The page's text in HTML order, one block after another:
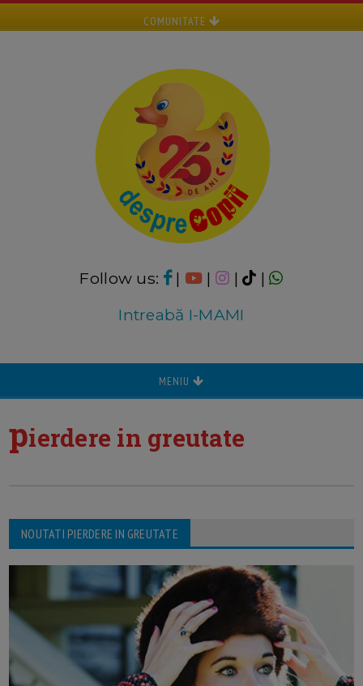
COMUNITATE
Follow us: | | |
|
Intreabă I-MAMI
MENIU
pierdere in greutate
NOUTATI PIERDERE IN GREUTATE